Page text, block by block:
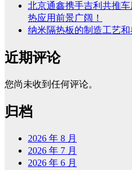
北京通鑫携手吉利共推
热应用前景广阔！
纳米隔热板的制造工艺
近期评论
您尚未收到任何评论。
归档
2026 年 8 月
2026 年 7 月
2026 年 6 月